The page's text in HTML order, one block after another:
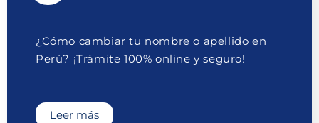
¿Cómo cambiar tu nombre o apellido en
Perú? ¡Trámite 100% online y seguro!
Leer más